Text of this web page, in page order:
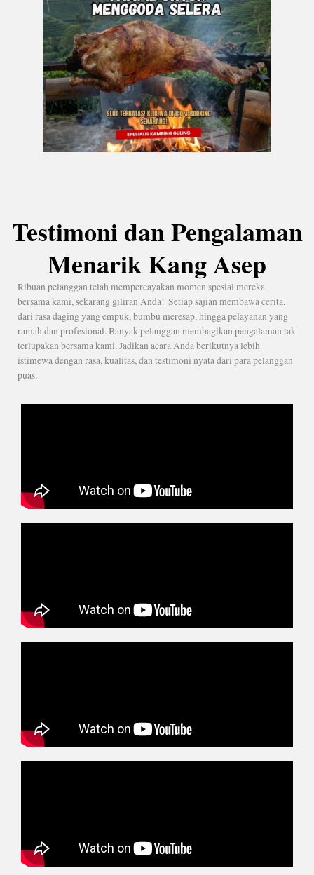
Testimoni dan Pengalaman
Menarik Kang Asep
Ribuan pelanggan telah mempercayakan momen spesial mereka
bersama kami, sekarang giliran Anda! Setiap sajian membawa cerita,
dari rasa daging yang empuk, bumbu meresap, hingga pelayanan yang
ramah dan profesional. Banyak pelanggan membagikan pengalaman tak
terlupakan bersama kami. Jadikan acara Anda berikutnya lebih
istimewa dengan rasa, kualitas, dan testimoni nyata dari para pelanggan
puas.